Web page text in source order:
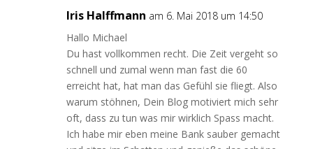
Iris Halffmann am 6. Mai 2018 um 14:50
Hallo Michael
Du hast vollkommen recht. Die Zeit vergeht so
schnell und zumal wenn man fast die 60
erreicht hat, hat man das Gefühl sie fliegt. Also
warum stöhnen, Dein Blog motiviert mich sehr
oft, dass zu tun was mir wirklich Spass macht.
Ich habe mir eben meine Bank sauber gemacht